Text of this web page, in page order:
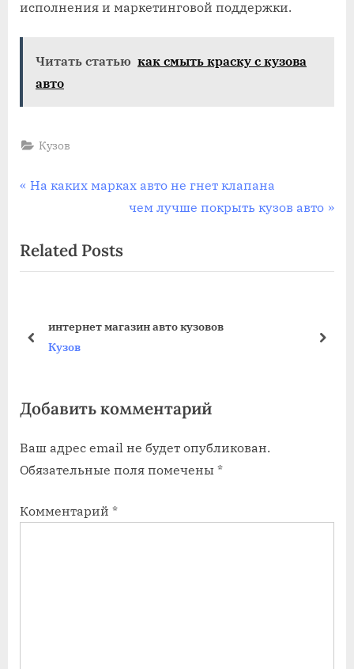
исполнения и маркетинговой поддержки.
Читать статью как смыть краску с кузова
авто
Кузов
Навигация
записям
P
v
i
s
s
:
На каких марках авто не гнет клапана
N
t
чем лучше покрыть кузов авто
Related Posts
купить бу авто бмв 39 кузов
prev next
Добавить комментарий
Ваш адрес email не будет опубликован.
Обязательные поля помечены *
Комментарий *